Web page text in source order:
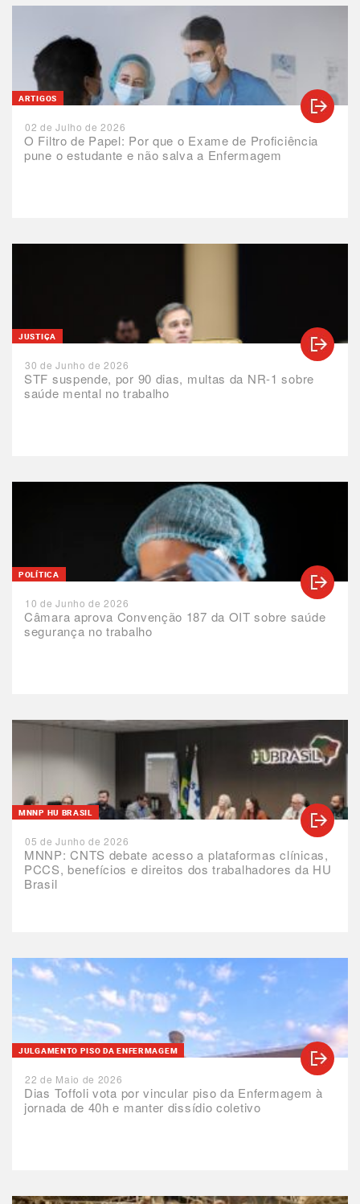
O Filtro de Papel: Por que o Exame de Proficiência
pune o estudante e não salva a Enfermagem
ARTIGOS
02 de Julho de 2026
STF suspende, por 90 dias, multas da NR-1 sobre
saúde mental no trabalho
JUSTIÇA
30 de Junho de 2026
Câmara aprova Convenção 187 da OIT sobre saúde
segurança no trabalho
POLÍTICA
10 de Junho de 2026
MNNP: CNTS debate acesso a plataformas clínicas,
PCCS, benefícios e direitos dos trabalhadores da HU
Brasil
MNNP HU BRASIL
05 de Junho de 2026
Dias Toffoli vota por vincular piso da Enfermagem à
jornada de 40h e manter dissídio coletivo
JULGAMENTO PISO DA ENFERMAGEM
22 de Maio de 2026